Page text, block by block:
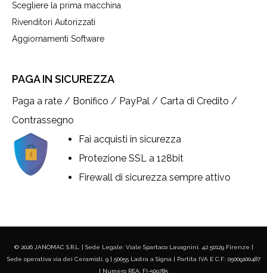
Scegliere la prima macchina
Rivenditori Autorizzati
Aggiornamenti Software
PAGA IN SICUREZZA
Paga a rate / Bonifico / PayPal / Carta di Credito /
Contrassegno
Fai acquisti in sicurezza
Protezione SSL a 128bit
Firewall di sicurezza sempre attivo
© 2026 JANOMAC S.R.L. | Sede Legale: Viale Spartaco Lavagnini, 42 50129 Firenze |
Sede operativa via dei Ceramisti, 9 | 50055 Lastra a Signa | Partita IVA E C.F.: 05009100487
| Numero REA: FI-509785